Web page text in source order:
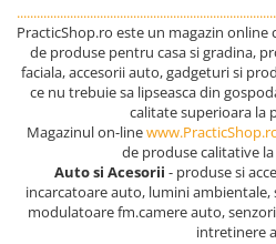
PracticShop.ro este un magazin online
de produse pentru casa si gradina,
faciala, accesorii auto, gadgeturi si
ce nu trebuie sa lipseasca din
calitate superioara la
Magazinul on-line
de produse calitative
Auto si Acesorii - produse si
incarcatoare auto, lumini ambientale,
modulatoare fm.camere auto,
intretinere